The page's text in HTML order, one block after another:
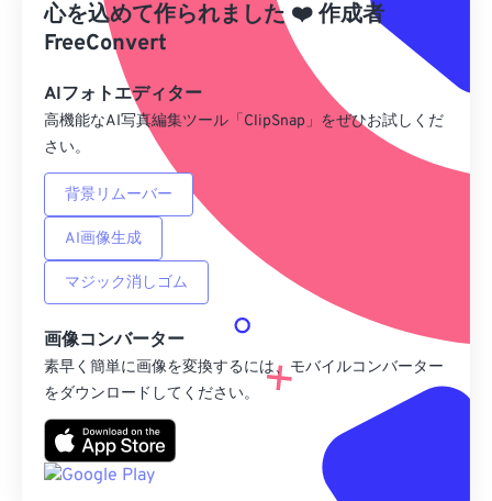
プリセットとして保存
心を込めて作られました ❤️作成者
FreeConvert
AIフォトエディター
高機能なAI写真編集ツール「ClipSnap」をぜひお試しくだ
さい。
背景リムーバー
AI画像生成
マジック消しゴム
画像コンバーター
素早く簡単に画像を変換するには、モバイルコンバーター
をダウンロードしてください。